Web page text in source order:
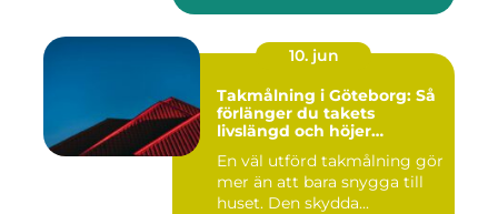
10. jun
Takmålning i Göteborg: Så
förlänger du takets
livslängd och höjer
En väl utförd takmålning gör
mer än att bara snygga till
huset. Den skydda...